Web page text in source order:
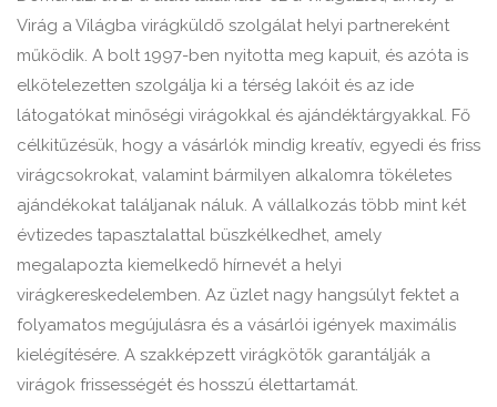
Virág a Világba virágküldő szolgálat helyi partnereként
működik. A bolt 1997-ben nyitotta meg kapuit, és azóta is
elkötelezetten szolgálja ki a térség lakóit és az ide
látogatókat minőségi virágokkal és ajándéktárgyakkal. Fő
célkitűzésük, hogy a vásárlók mindig kreatív, egyedi és friss
virágcsokrokat, valamint bármilyen alkalomra tökéletes
ajándékokat találjanak náluk. A vállalkozás több mint két
évtizedes tapasztalattal büszkélkedhet, amely
megalapozta kiemelkedő hírnevét a helyi
virágkereskedelemben. Az üzlet nagy hangsúlyt fektet a
folyamatos megújulásra és a vásárlói igények maximális
kielégítésére. A szakképzett virágkötők garantálják a
virágok frissességét és hosszú élettartamát.